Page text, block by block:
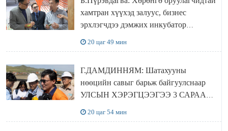
хамтран хүүхэд залуус, бизнес
эрхлэгчдээ дэмжих инкубатор
20 цаг 49 мин
Г.ДАМДИННЯМ: Шатахууны
нөөцийн савыг барьж байгуулснаар
УЛСЫН ХЭРЭГЦЭЭГЭЭ 3 САРААР
20 цаг 54 мин